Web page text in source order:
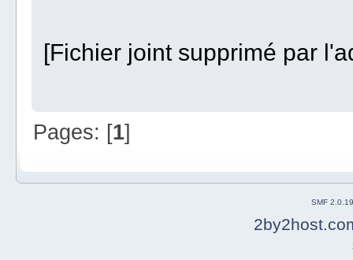
[Fichier joint supprimé par
Pages: [1]
SMF 2.0.19